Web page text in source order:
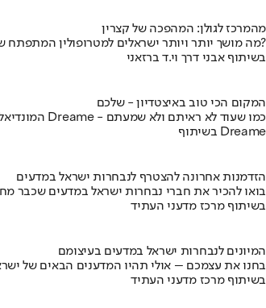
מהמרכז לגולן: המהפכה של קצרין
מה מושך יותר ויותר ישראלים למטרופולין המתפתח של האזור היפה במדינה?
בשיתוף אבני דרך וי.ד ברזאני
המקום הכי טוב באיצטדיון - שלכם
המונדיאל עם מסכי Dreame - כמו שעוד לא ראיתם ולא שמעתם
בשיתוף Dreame
הזדמנות אחרונה להצטרף לנבחרות ישראל במדעים
בואו להכיר את חברי נבחרות ישראל במדעים שכבר
בשיתוף מרכז מדעני העתיד
המיונים לנבחרות ישראל במדעים בעיצומם
בחנו את עצמכם – אולי תהיו המדענים הבאים של
בשיתוף מרכז מדעני העתיד